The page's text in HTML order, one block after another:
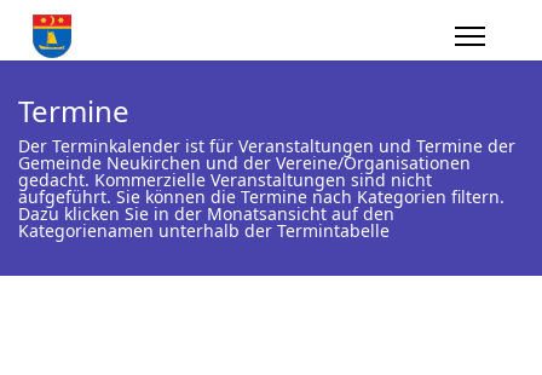
Termine
Der Terminkalender ist für Veranstaltungen und Termine der
Gemeinde Neukirchen und der Vereine/Organisationen
gedacht. Kommerzielle Veranstaltungen sind nicht
aufgeführt. Sie können die Termine nach Kategorien filtern.
Dazu klicken Sie in der Monatsansicht auf den
Kategorienamen unterhalb der Termintabelle